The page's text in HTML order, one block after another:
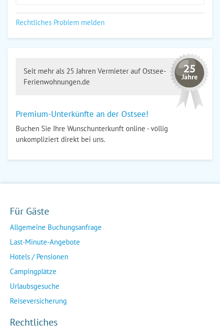
Rechtliches Problem melden
Seit mehr als 25 Jahren Vermieter auf Ostsee-
Ferienwohnungen.de
Premium-Unterkünfte an der Ostsee!
Buchen Sie Ihre Wunschunterkunft online - völlig
unkompliziert direkt bei uns.
Für Gäste
Allgemeine Buchungsanfrage
Last-Minute-Angebote
Hotels / Pensionen
Campingplätze
Urlaubsgesuche
Reiseversicherung
Rechtliches